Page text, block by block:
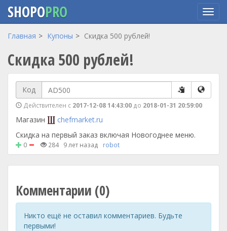
Перейти
основному
содержанию
SHOPOPRO
Главная Купоны Скидка 500 рублей!
Скидка 500 рублей!
Код
Действителен с 2017-12-08 14:43:00 до 2018-01-31 20:59:00
Магазин
chefmarket.ru
Скидка на первый заказ включая Новогоднее меню.
0 284 9 лет назад robot
Комментарии (0)
Никто ещё не оставил комментариев. Будьте
первыми!